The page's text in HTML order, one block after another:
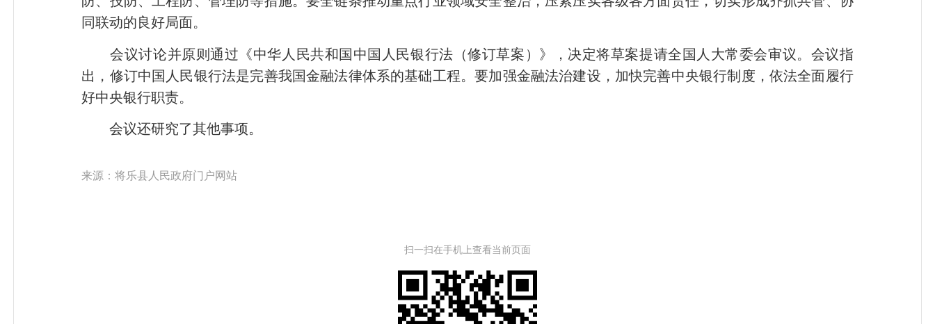
同联动的良好局面。
会议讨论并原则通过《中华人民共和国中国人民银行法（修订草案）》，决定将草案提请全国人大常委会审议。会议指
出，修订中国人民银行法是完善我国金融法律体系的基础工程。要加强金融法治建设，加快完善中央银行制度，依法全面履行
好中央银行职责。
会议还研究了其他事项。
来源：将乐县人民政府门户网站
扫一扫在手机上查看当前页面